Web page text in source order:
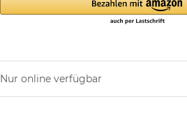
Nur online verfügbar